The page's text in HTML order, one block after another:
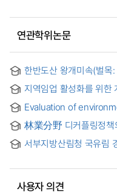
연관학위논문
한반도산 왕개미속(벌목
연구 = Distribution,
carpenter ants
the Korean Peninsula
지역임업 활성화를 위한
Revitalizing
Evaluation of
ecosystems
Tungurahua Province
林業分野 디커플링정
Analysis on Forest
서부지방산림청 국유림
Administration in the
사용자 의견